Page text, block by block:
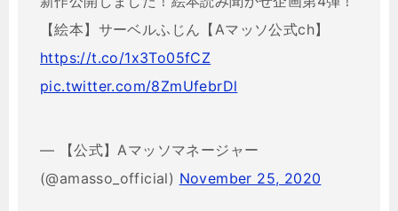
【絵本】サーベルふじん【Aマッソ公式ch】
https://t.co/1x3To05fCZ
pic.twitter.com/8ZmUfebrDl
— 【公式】Aマッソマネージャー
(@amasso_official) November 25, 2020